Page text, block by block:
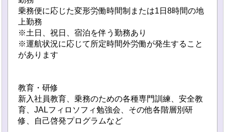
乗務便に応じた変形労働時間制または1日8時間の地
上勤務
※土日、祝日、宿泊を伴う勤務あり
※運航状況に応じて所定時間外労働が発生すること
があります
教育・研修
新入社員教育、乗務のための各種専門訓練、安全教
育、JALフィロソフィ勉強会、その他各階層別研
修、自己啓発プログラムなど